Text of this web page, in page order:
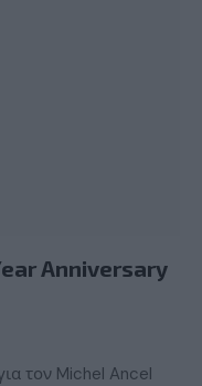
Anniversary
τον Michel Ancel